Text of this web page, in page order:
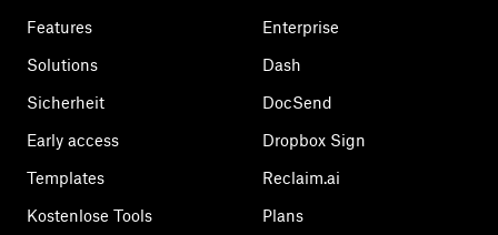
Features
Solutions
Sicherheit
Early access
Templates
Kostenlose Tools
Enterprise
Dash
DocSend
Dropbox Sign
Reclaim.ai
Plans